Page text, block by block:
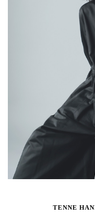
TENNE